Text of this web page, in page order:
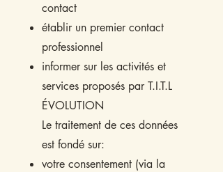
contact
établir un premier contact
professionnel
informer sur les activités et
services proposés par T.I.T.L
ÉVOLUTION
Le traitement de ces données
est fondé sur:
votre consentement (via la